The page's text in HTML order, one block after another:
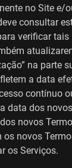
no Site e/
consultar
verificar tais
na parte
a data
contínuo
data dos
novos
novos
os Serviços.